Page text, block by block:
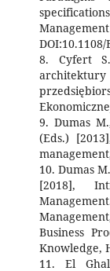
DOI:10.1108/
8. Cyfert
9. Dumas
(Eds.)
10. Dumas
[2018],
Business
Knowledge,
11. El